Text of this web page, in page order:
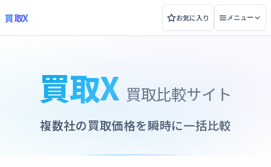
買取X お気に入り メニュー
買取X 買取比較サイト
複数社の買取価格を瞬時に一括比較